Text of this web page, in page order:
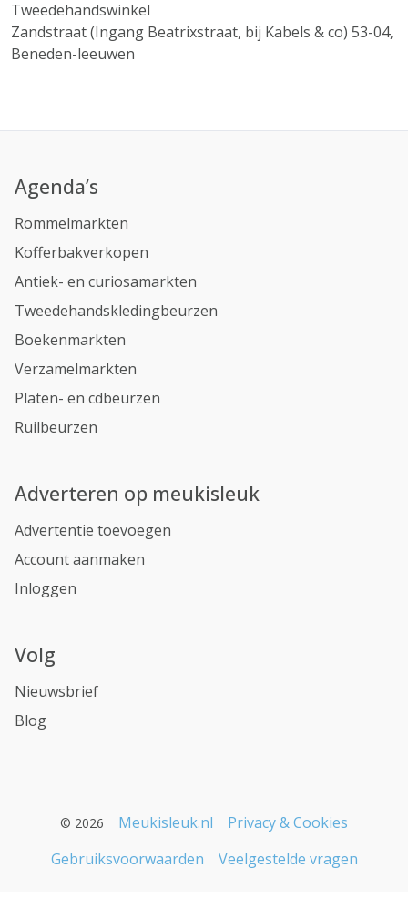
Tweedehandswinkel
Zandstraat (Ingang Beatrixstraat, bij Kabels & co) 53-04,
Beneden-leeuwen
Agenda’s
Rommelmarkten
Kofferbakverkopen
Antiek- en curiosamarkten
Tweedehandskledingbeurzen
Boekenmarkten
Verzamelmarkten
Platen- en cdbeurzen
Ruilbeurzen
Adverteren op meukisleuk
Advertentie toevoegen
Account aanmaken
Inloggen
Volg
Nieuwsbrief
Blog
© 2026 Meukisleuk.nl
Privacy & Cookies
Gebruiksvoorwaarden
Veelgestelde vragen